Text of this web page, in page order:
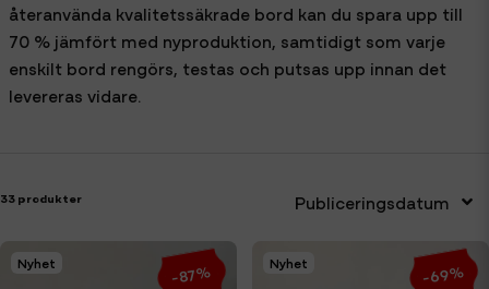
återanvända kvalitetssäkrade bord kan du spara upp till
70 % jämfört med nyproduktion, samtidigt som varje
enskilt bord rengörs, testas och putsas upp innan det
levereras vidare.
33 produkter Publiceringsdatum
Nyhet -87% Nyhet -69%